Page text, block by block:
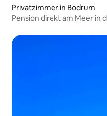
Privatzimmer in Bodrum
Pension direkt am Meer in